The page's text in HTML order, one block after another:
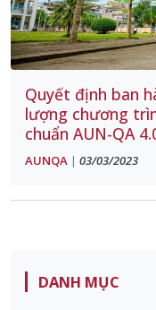
Quyết định ban
lượng chương
chuẩn AUN-QA
AUNQA | 03/03/2023
DANH MỤC